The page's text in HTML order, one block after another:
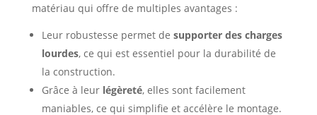
matériau qui offre de multiples avantages :
Leur robustesse permet de supporter des charges
lourdes, ce qui est essentiel pour la durabilité de
la construction.
Grâce à leur légèreté, elles sont facilement
maniables, ce qui simplifie et accélère le montage.